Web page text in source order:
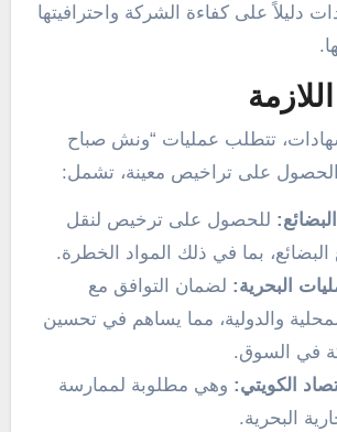
دليلاً على كفاءة الشركة واحترافيتها
تتطلب عمليات “ونش صباح
الحصول على تراخيص معينة، تشمل:
للحصول على ترخيص لنقل
بما في ذلك المواد الخطرة.
البحرية: لضمان التوافق مع
والدولية، مما يساهم في تحسين
في السوق.
الكويتي: وهي مطلوبة لممارسة
البحرية.